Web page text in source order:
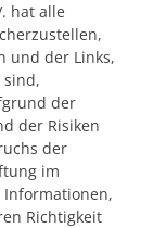
hat alle
und der Links,
der
der Risiken
der
im
Richtigkeit